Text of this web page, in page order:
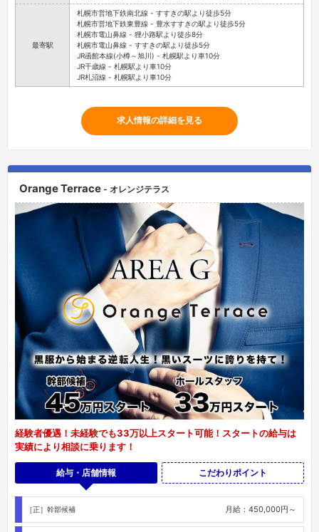
最寄駅
札幌市営地下鉄南北線 - すすきの駅より徒歩5分
札幌市営地下鉄東豊線 - 豊水すすきの駅より徒歩5分
札幌市電山鼻線 - 狸小路駅より徒歩8分
札幌市電山鼻線 - すすきの駅より徒歩5分
JR函館本線(小樽～旭川) - 札幌駅より車10分
JR千歳線 - 札幌駅より車10分
JR札沼線 - 札幌駅より車10分
求人情報の詳細を見る
Orange Terrace - オレンジテラス
経験者優遇！未経験でも33万以上スタート可能！スタートの給与は
実績により相談に乗ります！
給与・店舗情報 こだわりポイント
［正］幹部候補 月給：450,000円～